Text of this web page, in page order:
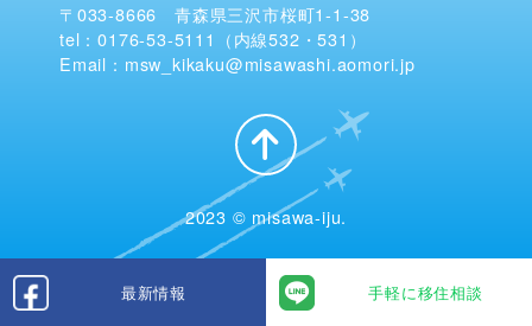
最新情報 手軽に移住相談
〒033-8666 青森県三沢市桜町1-1-38
tel：0176-53-5111（内線532・531）
Email：msw_kikaku@misawashi.aomori.jp
2023 © misawa-iju.